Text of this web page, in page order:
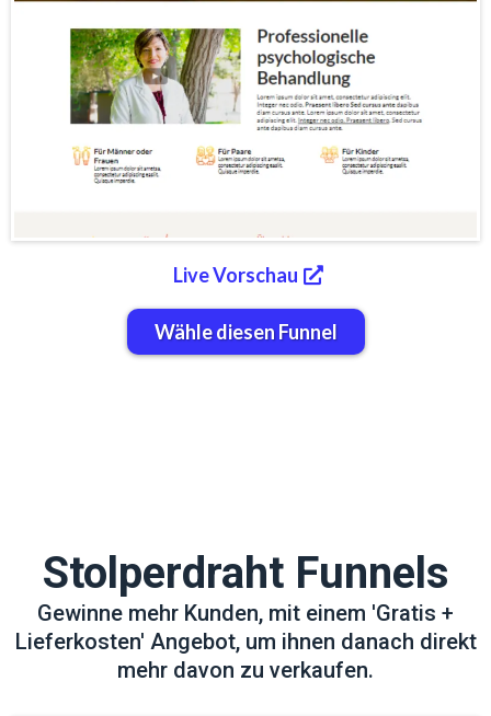
Live Vorschau
Wähle diesen Funnel
Stolperdraht Funnels
Gewinne mehr Kunden, mit einem 'Gratis +
Lieferkosten' Angebot, um ihnen danach direkt
mehr davon zu verkaufen.